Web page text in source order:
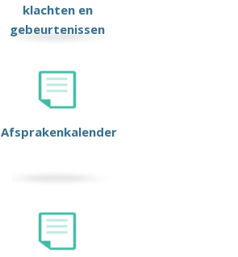
klachten en
gebeurtenissen
Afsprakenkalender